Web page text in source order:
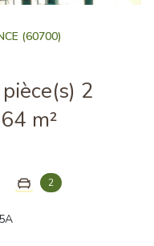
(60700)
chambre(s) 64 m²
2